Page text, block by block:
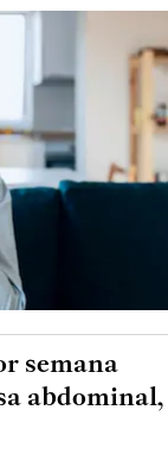
semana
abdominal,